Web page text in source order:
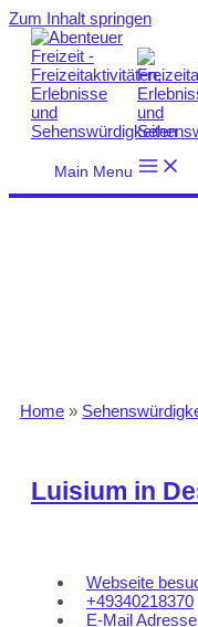
Zum Inhalt springen
Main Menu
Home »
Luisium in
Webseite
+49340218370
E-Mail Adresse